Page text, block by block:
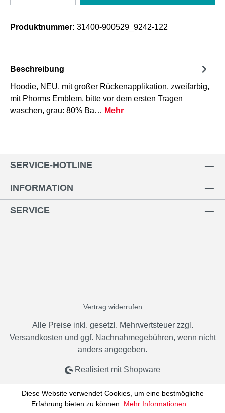
Produktnummer: 31400-900529_9242-122
Beschreibung
Hoodie, NEU, mit großer Rückenapplikation, zweifarbig,
mit Phorms Emblem, bitte vor dem ersten Tragen
waschen, grau: 80% Ba… Mehr
SERVICE-HOTLINE
INFORMATION
SERVICE
Vertrag widerrufen
Alle Preise inkl. gesetzl. Mehrwertsteuer zzgl.
Versandkosten und ggf. Nachnahmegebühren, wenn nicht
anders angegeben.
Realisiert mit Shopware
Diese Website verwendet Cookies, um eine bestmögliche
Erfahrung bieten zu können. Mehr Informationen ...